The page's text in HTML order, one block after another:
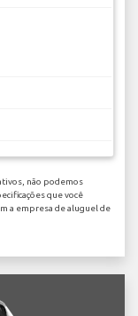
não podemos
que você
a empresa de aluguel de